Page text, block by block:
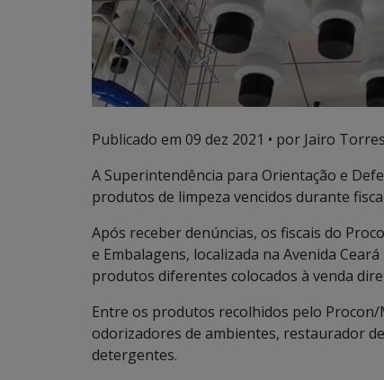
Publicado em 09 dez 2021 • por Jairo
A Superintendência para Orientação e
produtos de limpeza vencidos durante
Após receber denúncias, os fiscais do
e Embalagens, localizada na Avenida
produtos diferentes colocados à venda
Entre os produtos recolhidos pelo
odorizadores de ambientes, restaurador
detergentes.